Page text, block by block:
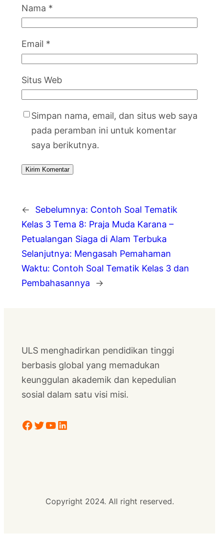
Nama *
Email *
Situs Web
Simpan nama, email, dan situs web saya
pada peramban ini untuk komentar
saya berikutnya.
← Sebelumnya: Contoh Soal Tematik
Kelas 3 Tema 8: Praja Muda Karana –
Petualangan Siaga di Alam Terbuka
Selanjutnya: Mengasah Pemahaman
Waktu: Contoh Soal Tematik Kelas 3 dan
Pembahasannya
→
ULS menghadirkan pendidikan tinggi
berbasis global yang memadukan
keunggulan akademik dan kepedulian
sosial dalam satu visi misi.
Facebook Twitter YouTube LinkedIn
Copyright 2024. All right reserved.